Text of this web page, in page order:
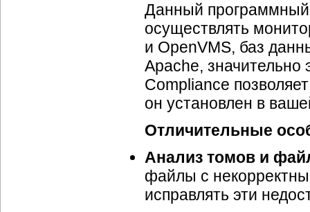
Данный программный
осуществлять
и OpenVMS, баз
Apache, значительно
Compliance
он установлен в
Отличительные
Анализ томов и
файлы с
исправлять эти